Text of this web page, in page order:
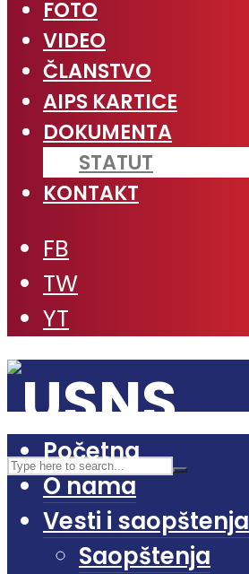
FOTO
VIDEO
ČLANSTVO
AIPS KARTICE
DOKUMENTA
STATUT
KONTAKT
FB
TW
YT
Početna
O nama
Vesti i saopštenja
Saopštenja